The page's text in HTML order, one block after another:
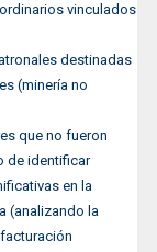
vinculados
destinadas
(minería no
que no fueron
de identificar
en la
(analizando la